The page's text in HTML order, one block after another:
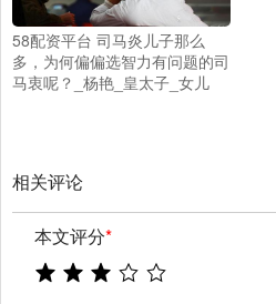
58配资平台 司马炎儿子那么
多，为何偏偏选智力有问题的司
马衷呢？_杨艳_皇太子_女儿
相关评论
本文评分*